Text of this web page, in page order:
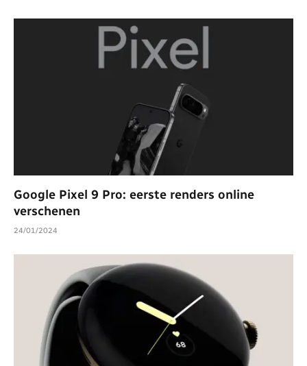
Google Pixel 9 Pro: eerste renders online
verschenen
24/01/2024